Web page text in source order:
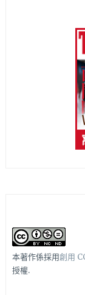
本著作係採用創用
授權.